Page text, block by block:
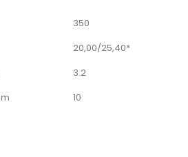
350
20,00/25,40*
3.2
10